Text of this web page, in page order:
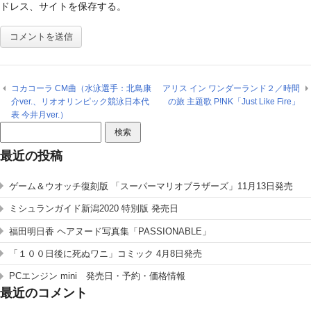
ドレス、サイトを保存する。
コカコーラ CM曲（水泳選手：北島康
介ver.、リオオリンピック競泳日本代
表 今井月ver.）
アリス イン ワンダーランド２／時間
の旅 主題歌 P!NK「Just Like Fire」
索:
最近の投稿
ゲーム＆ウオッチ復刻版 「スーパーマリオブラザーズ」11月13日発売
ミシュランガイド新潟2020 特別版 発売日
福田明日香 ヘアヌード写真集「PASSIONABLE」
「１００日後に死ぬワニ」コミック 4月8日発売
PCエンジン mini 発売日・予約・価格情報
最近のコメント